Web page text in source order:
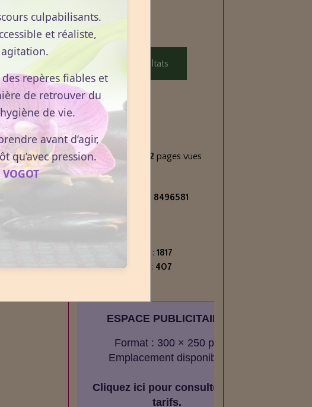
Voir les résultats
Statistiques
Aujourd'hui
612visiteurs - 1062 pages vues
Total
8496581
pages vues
Nombre de pages :1817
Nombre d'articles : 407
ESPACE PUBLICITAIRE
Format : 300 × 250 px
Emplacement disponible
Cliquez ici pour consulter les
tarifs.
culpabilisants.
et réaliste,
repères fiables et
de retrouver du
de vie.
avant d’agir,
qu’avec pression.